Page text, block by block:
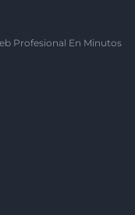
Profesional En Minutos